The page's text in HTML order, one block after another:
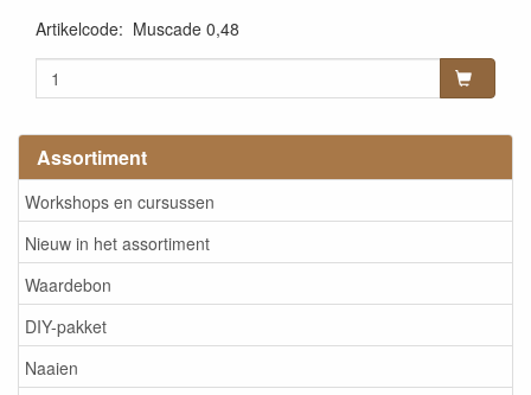
Assortiment
Workshops en cursussen
Nieuw in het assortiment
Waardebon
DIY-pakket
Naaien
Artikelcode: Muscade 0,48